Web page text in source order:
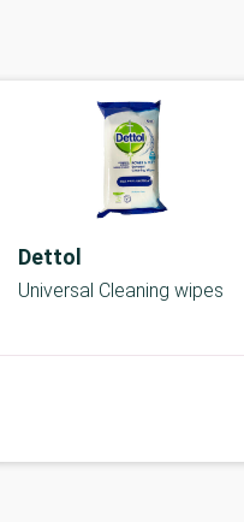
Dettol
Universal Cleaning wipes